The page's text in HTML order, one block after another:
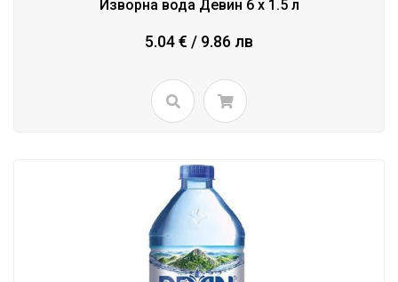
Изворна вода Девин 6 x 1.5 л
5.04 € / 9.86 лв